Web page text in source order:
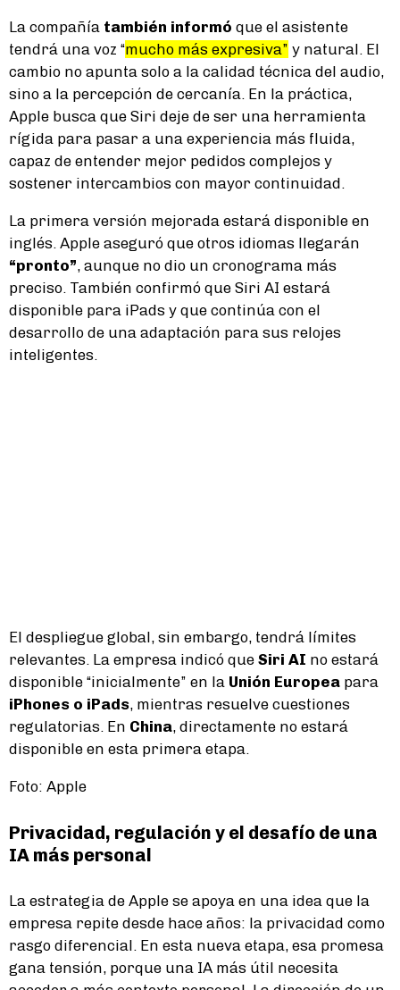
La compañía también informó que el asistente
tendrá una voz “mucho más expresiva” y natural. El
cambio no apunta solo a la calidad técnica del audio,
sino a la percepción de cercanía. En la práctica,
Apple busca que Siri deje de ser una herramienta
rígida para pasar a una experiencia más fluida,
capaz de entender mejor pedidos complejos y
sostener intercambios con mayor continuidad.
La primera versión mejorada estará disponible en
inglés. Apple aseguró que otros idiomas llegarán
“pronto”, aunque no dio un cronograma más
preciso. También confirmó que Siri AI estará
disponible para iPads y que continúa con el
desarrollo de una adaptación para sus relojes
inteligentes.
El despliegue global, sin embargo, tendrá límites
relevantes. La empresa indicó que Siri AI no estará
disponible “inicialmente” en la Unión Europea para
iPhones o iPads, mientras resuelve cuestiones
regulatorias. En China, directamente no estará
disponible en esta primera etapa.
Foto: Apple
Privacidad, regulación y el desafío de una
IA más personal
La estrategia de Apple se apoya en una idea que la
empresa repite desde hace años: la privacidad como
rasgo diferencial. En esta nueva etapa, esa promesa
gana tensión, porque una IA más útil necesita